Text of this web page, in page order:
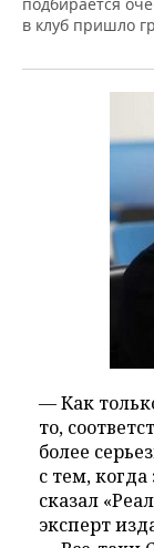
в клуб пришло
— Как
то,
более
с тем,
сказал
эксперт